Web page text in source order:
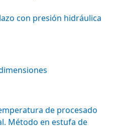
con presión hidráulica
de procesado
Método en estufa de